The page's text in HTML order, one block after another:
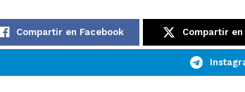
Compartir en Facebook Compartir